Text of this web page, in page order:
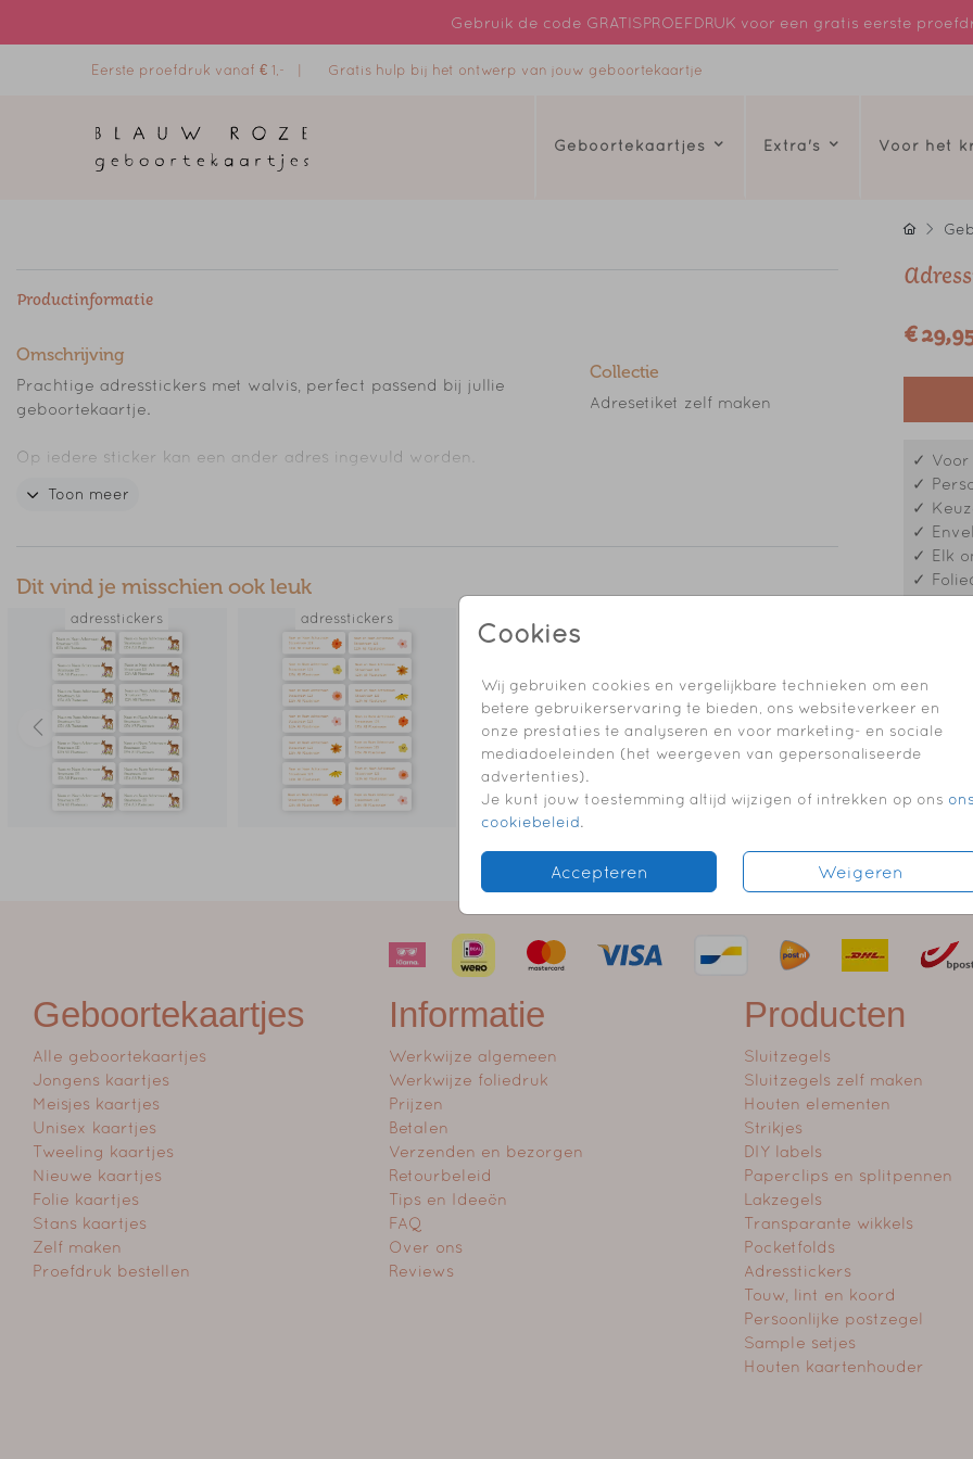
Gebruik de code GRATISPROEFDRUK voor een gratis eerste
Eerste proefdruk vanaf € 1,- | Gratis hulp bij het ontwerp van jouw geboortekaartje
Geboortekaartjes Extra's Voor het
Cookies
Wij gebruiken cookies en vergelijkbare technieken om een
betere gebruikerservaring te bieden, ons websiteverkeer en
onze prestaties te analyseren en voor marketing- en sociale
mediadoeleinden (het weergeven van gepersonaliseerde
advertenties).
Je kunt jouw toestemming altijd wijzigen of intrekken op ons ons
cookiebeleid.
Accepteren Weigeren
Productinformatie
Omschrijving
Prachtige adresstickers met walvis, perfect passend bij jullie
geboortekaartje.
Op iedere sticker kan een ander adres ingevuld worden.
Een vel bevat veertien adresstickers van 97 x 34 mm.
Toon meer
Collectie
Adresetiket zelf maken
Dit vind je misschien ook leuk
adresstickers adresstickers
€
✓ Voor
✓
✓
✓
✓ Elk
✓
Prijzen
Geboortekaartjes
Alle geboortekaartjes
Jongens kaartjes
Meisjes kaartjes
Unisex kaartjes
Tweeling kaartjes
Nieuwe kaartjes
Folie kaartjes
Stans kaartjes
Zelf maken
Proefdruk bestellen
Informatie
Werkwijze algemeen
Werkwijze foliedruk
Prijzen
Betalen
Verzenden en bezorgen
Retourbeleid
Tips en Ideeën
FAQ
Over ons
Reviews
Producten
Sluitzegels
Sluitzegels zelf maken
Houten elementen
Strikjes
DIY labels
Paperclips en splitpennen
Lakzegels
Transparante wikkels
Pocketfolds
Adresstickers
Touw, lint en koord
Persoonlijke postzegel
Sample setjes
Houten kaartenhouder